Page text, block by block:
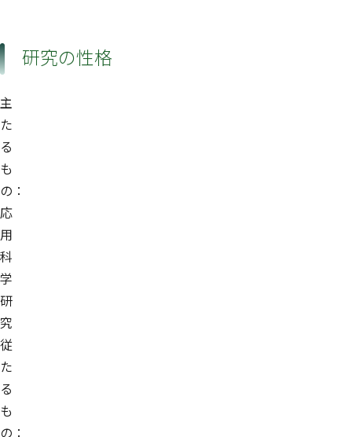
研究の性格
主
た
る
も
の：
応
用
科
学
研
究
従
た
る
も
の：